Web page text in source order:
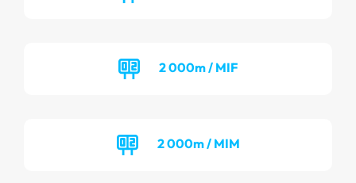
2 000m / MIF
2 000m / MIM